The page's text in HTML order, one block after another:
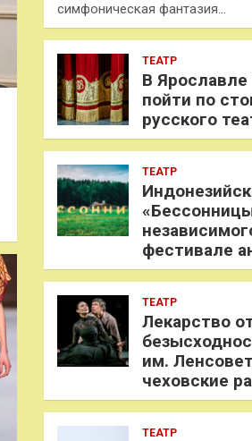
симфоническая фантазия…
ТЕАТР
В
пойти по
русского
ТЕАТР
фестивале
ТЕАТР
Лекарство
им.
чеховские
ТЕАТР